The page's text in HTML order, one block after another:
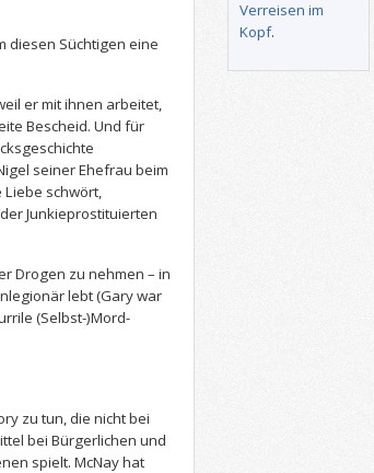
diesen Süchtigen eine
er mit ihnen arbeitet,
Bescheid. Und für
seiner Ehefrau beim
schwört,
Junkieprostituierten
Drogen zu nehmen – in
lebt (Gary war
(Selbst-)Mord-
zu tun, die nicht bei
bei Bürgerlichen und
spielt. McNay hat
Verreisen im
Kopf.